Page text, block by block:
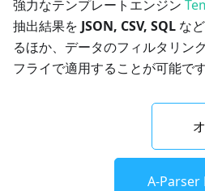
強力なテンプレートエンジン
抽出結果を JSON, CSV, SQL な
るほか、データのフィルタリン
フライで適用することが可能です
A-Parser